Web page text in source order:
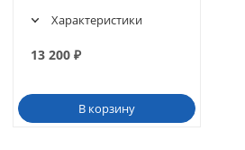
Характеристики
13 200 ₽
В корзину